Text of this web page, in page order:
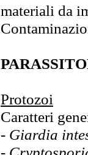
materiali da
Protozoi
Caratteri
- Giardia